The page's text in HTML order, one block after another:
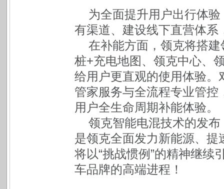
为全面提升用户出行体
有渠道、建设线下直营体
在补能方面，领克将搭
桩+充电地图、领克中心、
给用户更直观的使用体验
管家服务与全流程专业管
用户全生命周期补能体验。
领克智能电混技术的发
是领克全面发力新能源、
将以“挑战惯例”的精神继续
车品牌的高端进程！